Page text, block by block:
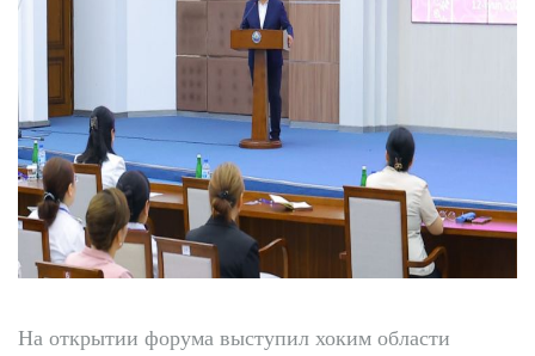
На открытии форума выступил хоким области